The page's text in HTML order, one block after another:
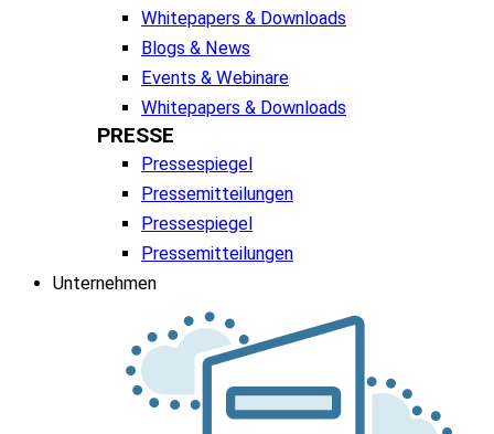
Whitepapers & Downloads
Blogs & News
Events & Webinare
Whitepapers & Downloads
PRESSE
Pressespiegel
Pressemitteilungen
Pressespiegel
Pressemitteilungen
Unternehmen